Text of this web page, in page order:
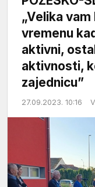
„Velika
vremenu
aktivni,
aktivnosti,
zajednicu”
27.09.2023. 10:16